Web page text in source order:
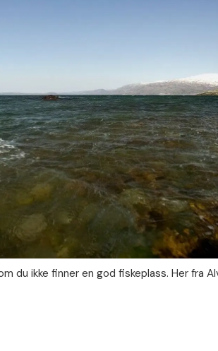
du ikke finner en god fiskeplass. Her fra